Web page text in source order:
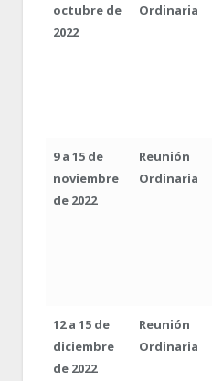
octubre de
2022
Ordinaria
9 a 15 de
noviembre
de 2022
Reunión
Ordinaria
12 a 15 de
diciembre
de 2022
Reunión
Ordinaria